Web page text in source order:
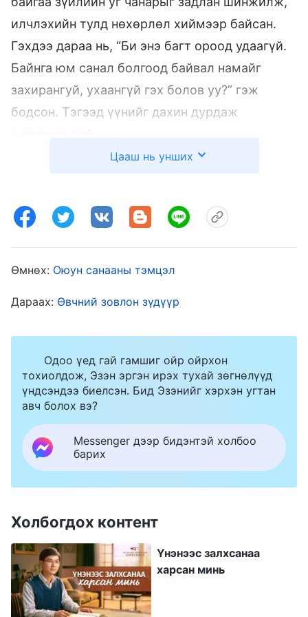
илчлэхийн тулд нөхөрлөл хиймээр байсан.
Гэхдээ дараа нь, “Би энэ багт ороод удаагүй.
Байнга юм санал болгоод байвал намайг
захирангуй, ухаангүй гэх болов уу?” гэж
бодсон. Тэгээд үүнийг дахин дурдаж
удирдагч бид хоёр хамтдаа сайн ажиллаж
хийдэггүй гэж чуулганы удирдагчид хэлснийг
Тэгээд ч би удирдагчийн талаар багийн бусад
хүн юу гэж боддогийг мэдэхгүй байсан.
Намайг эндүүрсэн байвал чуулганы удирдагч
өө эрж, ялгаварлалаа гэх болов уу? Гэхдээ
саналаа хэлэхгүй бол үнэнч байж, Бурханы
бусад маань удирдагчийн талаар юу гэж
боддогийг эхлээд олж мэдэхээр шийдсэн юм.
Захианд дараа хариулж болно шүү дээ.
Тэгээд цуглаан дээр Ян ахтай уулзсан. Ах
Цааш нь унших
Өмнөх: Оюун санааны тэмцэл
Дараах: Өвчний зовлон зүдүүр
Одоо үед гай гамшиг ойр ойрхон
тохиолдож, Эзэн эргэн ирэх тухай зөгнөлүүд
үндсэндээ биелсэн. Бид Эзэнийг хэрхэн угтан
авч болох вэ?
Messenger дээр бидэнтэй холбоо
барих
Холбогдох контент
Үнэнээс залхсанаа
харсан минь